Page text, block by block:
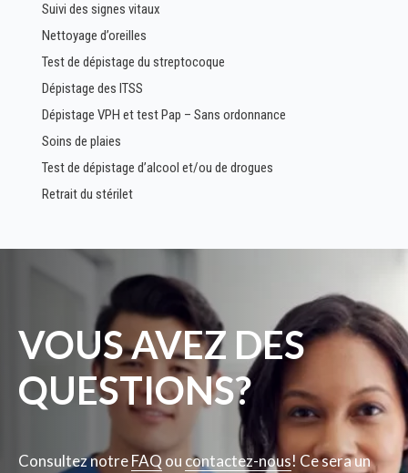
Suivi des signes vitaux
Nettoyage d’oreilles
Test de dépistage du streptocoque
Dépistage des ITSS
Dépistage VPH et test Pap – Sans ordonnance
Soins de plaies
Test de dépistage d’alcool et/ou de drogues
Retrait du stérilet
VOUS AVEZ DES
QUESTIONS?
Consultez notreFAQ ou contactez-nous! Ce sera un